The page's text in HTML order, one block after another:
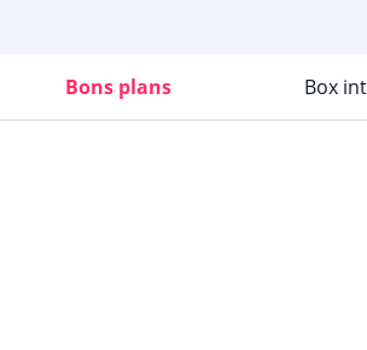
Bons plans Box